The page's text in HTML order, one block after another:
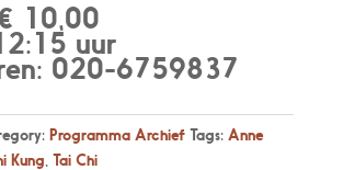
10,00
uur
020-6759837
Programma Archief Tags: Anne
Kung Tai Chi